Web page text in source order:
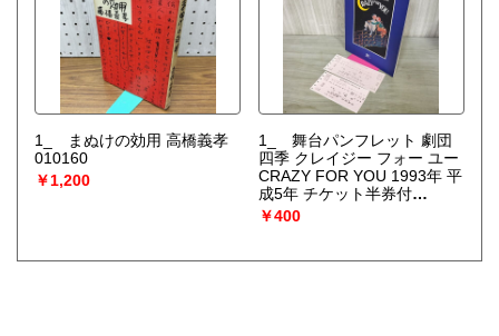
1_ まぬけの効用 高橋義孝
010160
￥1,200
1_ 舞台パンフレット 劇団
四季 クレイジー フォー ユー
CRAZY FOR YOU 1993年 平
成5年 チケット半券付
140285
￥400